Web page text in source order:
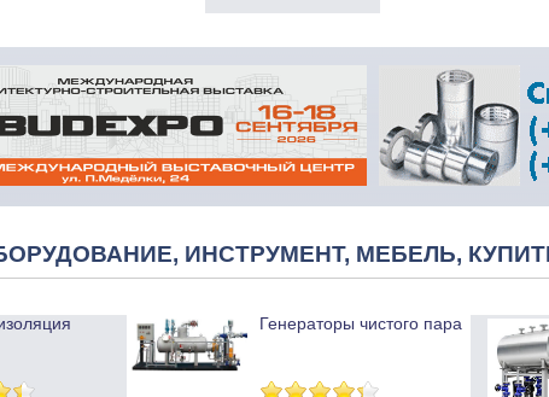
ИНСТРУМЕНТ, МЕБЕЛЬ,
Генераторы чистого пара